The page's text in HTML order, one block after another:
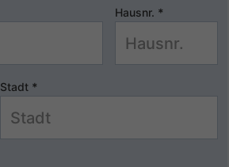
Hausnr. *
Stadt *